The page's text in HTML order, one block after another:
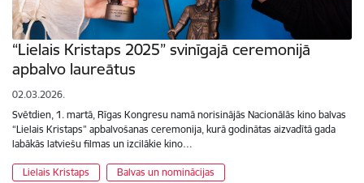
“Lielais Kristaps 2025” svinīgajā ceremonijā
apbalvo laureātus
02.03.2026.
Svētdien, 1. martā, Rīgas Kongresu namā norisinājās Nacionālās kino balvas
“Lielais Kristaps” apbalvošanas ceremonija, kurā godinātas aizvadītā gada
labākās latviešu filmas un izcilākie kino…
Lielais Kristaps Balvas un nominācijas